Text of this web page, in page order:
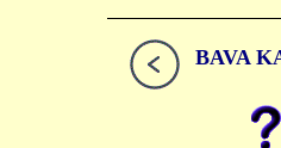
BAVA